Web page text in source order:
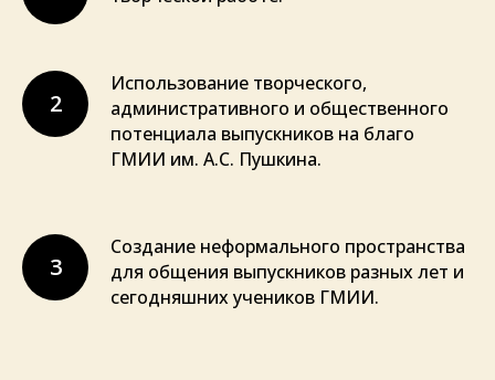
2
Использование творческого,
административного и общественного
потенциала выпускников на благо
ГМИИ им. А.С. Пушкина.
3
Создание неформального пространства
для общения выпускников разных лет и
сегодняшних учеников ГМИИ.